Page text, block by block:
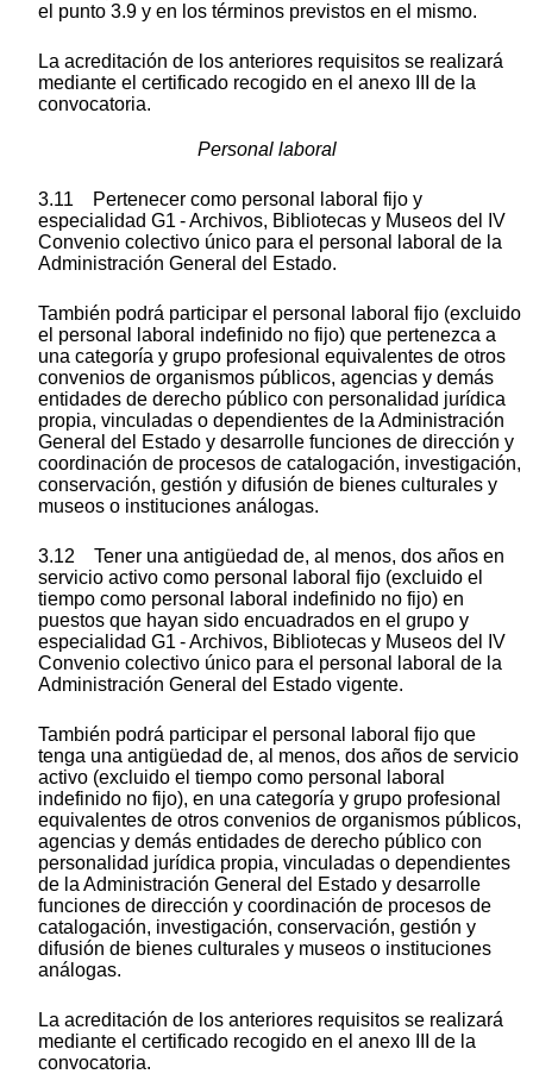
el punto 3.9 y en los términos previstos en el mismo.
La acreditación de los anteriores requisitos se realizará
mediante el certificado recogido en el anexo III de la
convocatoria.
Personal laboral
3.11 Pertenecer como personal laboral fijo y
especialidad G1 - Archivos, Bibliotecas y Museos del IV
Convenio colectivo único para el personal laboral de la
Administración General del Estado.
También podrá participar el personal laboral fijo (excluido
el personal laboral indefinido no fijo) que pertenezca a
una categoría y grupo profesional equivalentes de otros
convenios de organismos públicos, agencias y demás
entidades de derecho público con personalidad jurídica
propia, vinculadas o dependientes de la Administración
General del Estado y desarrolle funciones de dirección y
coordinación de procesos de catalogación, investigación,
conservación, gestión y difusión de bienes culturales y
museos o instituciones análogas.
3.12 Tener una antigüedad de, al menos, dos años en
servicio activo como personal laboral fijo (excluido el
tiempo como personal laboral indefinido no fijo) en
puestos que hayan sido encuadrados en el grupo y
especialidad G1 - Archivos, Bibliotecas y Museos del IV
Convenio colectivo único para el personal laboral de la
Administración General del Estado vigente.
También podrá participar el personal laboral fijo que
tenga una antigüedad de, al menos, dos años de servicio
activo (excluido el tiempo como personal laboral
indefinido no fijo), en una categoría y grupo profesional
equivalentes de otros convenios de organismos públicos,
agencias y demás entidades de derecho público con
personalidad jurídica propia, vinculadas o dependientes
de la Administración General del Estado y desarrolle
funciones de dirección y coordinación de procesos de
catalogación, investigación, conservación, gestión y
difusión de bienes culturales y museos o instituciones
análogas.
La acreditación de los anteriores requisitos se realizará
mediante el certificado recogido en el anexo III de la
convocatoria.